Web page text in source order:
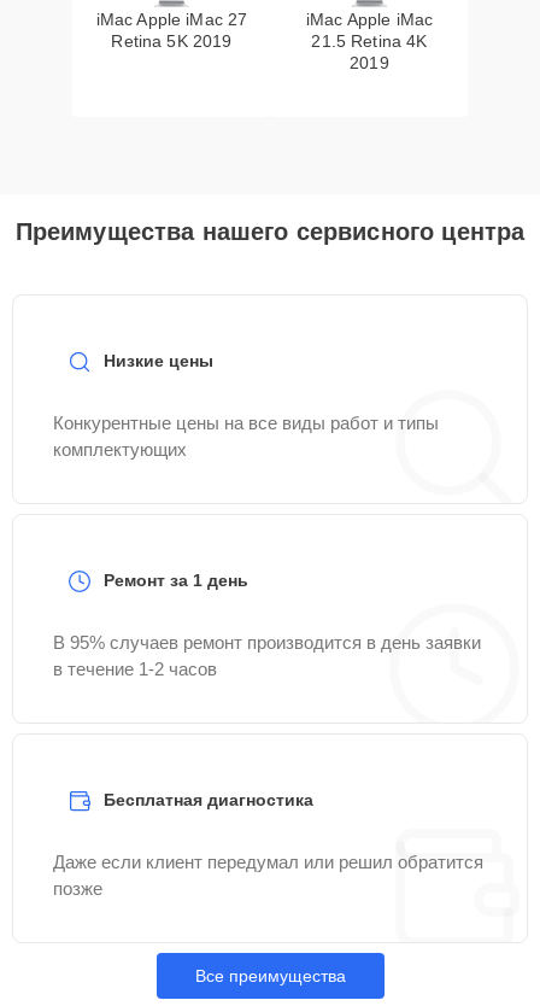
iMac Apple iMac 27
Retina 5K 2019
iMac Apple iMac
21.5 Retina 4K
2019
Преимущества нашего сервисного центра
Низкие цены
Конкурентные цены на все виды работ и типы
комплектующих
Ремонт за 1 день
В 95% случаев ремонт производится в день заявки
в течение 1-2 часов
Бесплатная диагностика
Даже если клиент передумал или решил обратится
позже
Все преимущества